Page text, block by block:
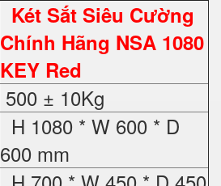
Két Sắt Siêu Cường
Chính Hãng NSA 1080
KEY Red
500 ± 10Kg
H 1080 * W 600 * D
600 mm